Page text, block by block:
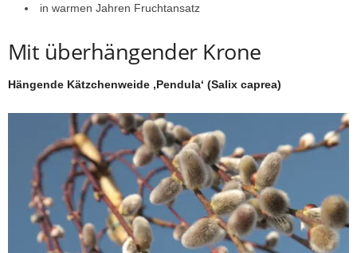
in warmen Jahren Fruchtansatz
Mit überhängender Krone
Hängende Kätzchenweide ‚Pendula‘ (Salix caprea)